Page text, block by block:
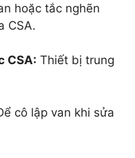
hoặc tắc nghẽn
CSA.
CSA: Thiết bị trung
cô lập van khi sửa